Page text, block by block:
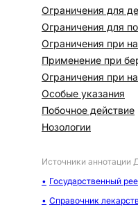
Ограничения для
Ограничения для
Ограничения при
Применение при
Ограничения при
Особые указания
Побочное действие
Нозологии
Источники аннотации
Государственный
Справочник